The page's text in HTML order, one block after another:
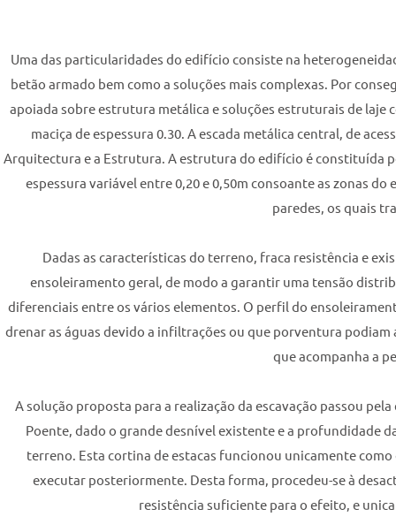
Uma das particularidades do edifício consiste na
betão armado bem como a soluções mais complexas. Por
apoiada sobre estrutura metálica e soluções estruturais de
maciça de espessura 0.30. A escada metálica central, de
Arquitectura e a Estrutura. A estrutura do edifício é constituída
espessura variável entre 0,20 e 0,50m consoante as zonas
paredes, os quais
Dadas as características do terreno, fraca resistência e
ensoleiramento geral, de modo a garantir uma tensão
diferenciais entre os vários elementos. O perfil do
drenar as águas devido a infiltrações ou que porventura podiam
que acompanha a
A solução proposta para a realização da escavação passou
Poente, dado o grande desnível existente e a profundidade
terreno. Esta cortina de estacas funcionou unicamente
executar posteriormente. Desta forma, procedeu-se à
resistência suficiente para o efeito, e